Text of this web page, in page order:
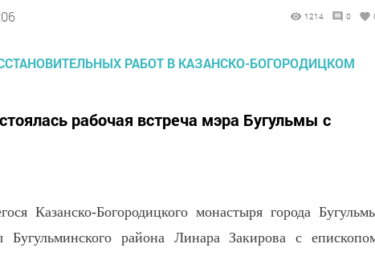
1214 0
рабочая встреча мэра Бугульмы с
Казанско-Богородицкого монастыря города
Бугульминского района Линара Закирова с